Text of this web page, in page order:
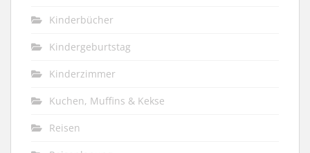
Kinderbücher
Kindergeburtstag
Kinderzimmer
Kuchen, Muffins & Kekse
Reisen